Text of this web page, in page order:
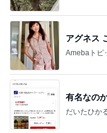
アグネス
Amebaトピ
有名なの
だいたひか